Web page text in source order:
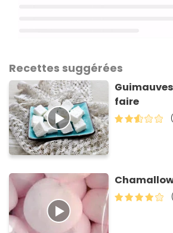
Recettes suggérées
faire